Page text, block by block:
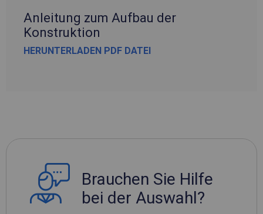
Anleitung zum Aufbau der
Konstruktion
HERUNTERLADEN PDF DATEI
Brauchen Sie Hilfe
bei der Auswahl?